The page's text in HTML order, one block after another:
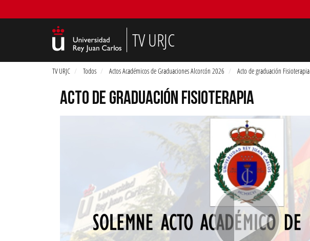
TV URJC
TV URJC Todos Actos Académicos de Graduaciones Alcorcón 2026 Acto de graduación Fisioterapia
ACTO DE GRADUACIÓN FISIOTERAPIA